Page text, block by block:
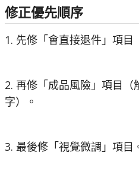
修正優先順序
1. 先修「會直接退件」項目
2. 再修「成品風險」項目（
字）。
3. 最後修「視覺微調」項目